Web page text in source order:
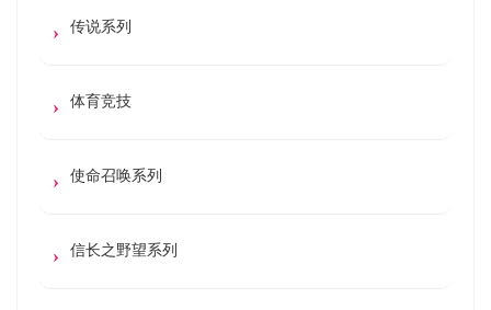
传说系列
体育竞技
使命召唤系列
信长之野望系列